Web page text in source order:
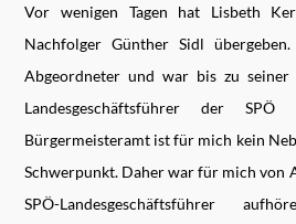
Vor wenigen Tagen hat Lisbeth
Nachfolger Günther Sidl
Abgeordneter und war bis zu seiner
Landesgeschäftsführer der SPÖ
Bürgermeisteramt ist für mich kein
Schwerpunkt. Daher war für mich von
SPÖ-Landesgeschäftsführer